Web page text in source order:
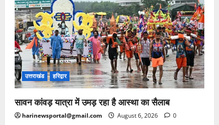
उत्तराखंड हरिद्वार
सावन कांवड़ यात्रा में उमड़ रहा है आस्था का सैलाब
harinewsportal@gmail.com August 6, 2026 0